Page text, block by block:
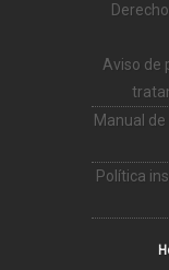
Aviso de
Manual
Política